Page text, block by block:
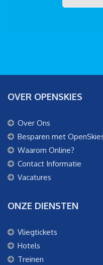
OVER OPENSKIES
Over Ons
Besparen met
Waarom Online?
Contact Informatie
Vacatures
ONZE DIENSTEN
Vliegtickets
Hotels
Treinen